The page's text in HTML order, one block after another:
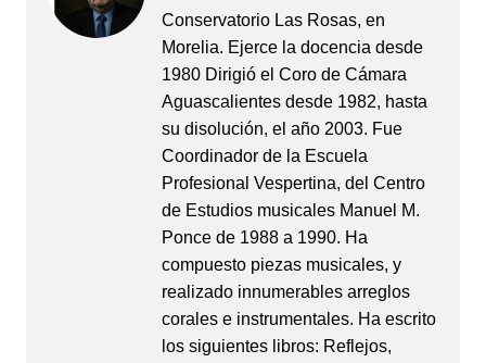
Conservatorio Las Rosas, en
Morelia. Ejerce la docencia desde
1980 Dirigió el Coro de Cámara
Aguascalientes desde 1982, hasta
su disolución, el año 2003. Fue
Coordinador de la Escuela
Profesional Vespertina, del Centro
de Estudios musicales Manuel M.
Ponce de 1988 a 1990. Ha
compuesto piezas musicales, y
realizado innumerables arreglos
corales e instrumentales. Ha escrito
los siguientes libros: Reflejos,